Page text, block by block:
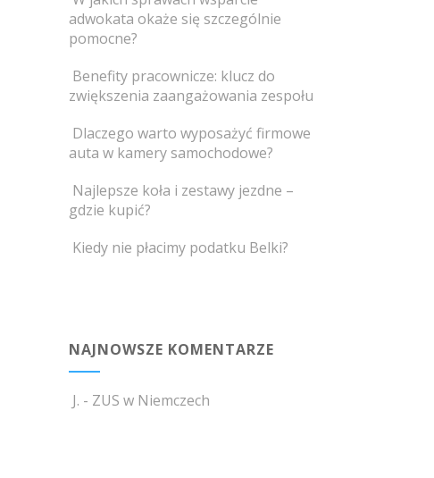
adwokata okaże się szczególnie
pomocne?
Benefity pracownicze: klucz do
zwiększenia zaangażowania zespołu
Dlaczego warto wyposażyć firmowe
auta w kamery samochodowe?
Najlepsze koła i zestawy jezdne –
gdzie kupić?
Kiedy nie płacimy podatku Belki?
NAJNOWSZE KOMENTARZE
J. - ZUS w Niemczech